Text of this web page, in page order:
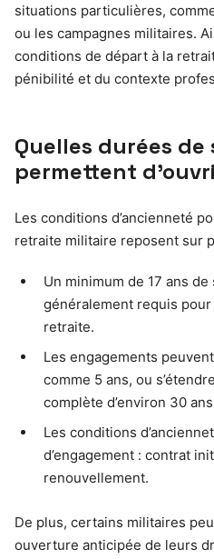
situations particulières,
ou les campagnes militaires.
conditions de départ à la
pénibilité et du contexte
Quelles durées de
permettent
Les conditions d’ancienneté
retraite militaire reposent sur
Un minimum de 17 ans
généralement requis
retraite.
Les engagements
comme 5 ans, ou
complète d’environ 30
Les conditions
d’engagement : contrat
renouvellement.
De plus, certains militaires
ouverture anticipée de leurs